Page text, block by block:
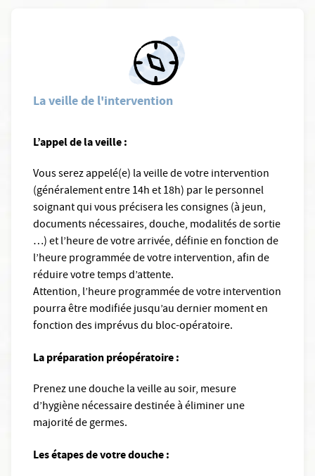
La veille de l'intervention
L’appel de la veille :
Vous serez appelé(e) la veille de votre intervention
(généralement entre 14h et 18h) par le personnel
soignant qui vous précisera les consignes (à jeun,
documents nécessaires, douche, modalités de sortie
…) et l’heure de votre arrivée, définie en fonction de
l’heure programmée de votre intervention, afin de
réduire votre temps d’attente.
Attention, l’heure programmée de votre intervention
pourra être modifiée jusqu’au dernier moment en
fonction des imprévus du bloc-opératoire.
La préparation préopératoire :
Prenez une douche la veille au soir, mesure
d’hygiène nécessaire destinée à éliminer une
majorité de germes.
Les étapes de votre douche :